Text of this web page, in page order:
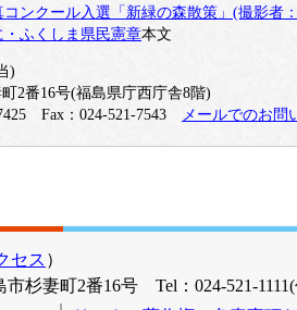
コンクール入選「新緑の森散策」(撮影者
ふくしま県民憲章本文
)
2番16号(福島県庁西庁舎8階)
Fax：024-521-7543
メールでのお問
セス ）
杉妻町2番16号 Tel：024-521-